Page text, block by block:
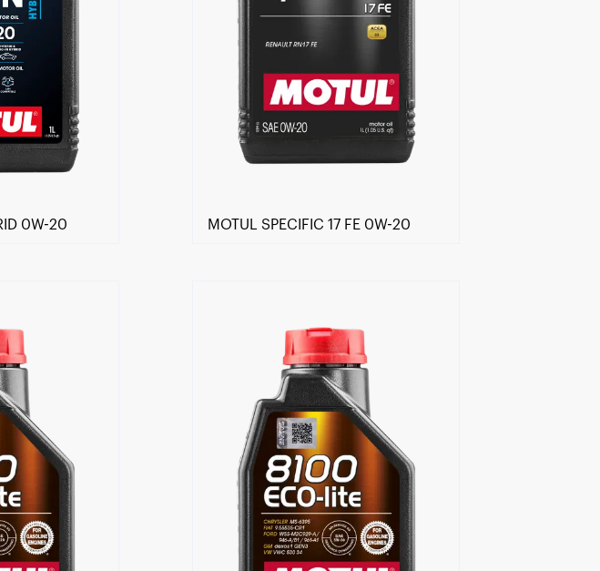
0W-20
Trouver un revendeur
MOTUL SPECIFIC 17 FE 0W-20